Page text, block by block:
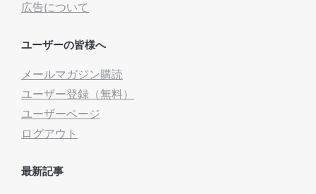
広告について
ユーザーの皆様へ
メールマガジン購読
ユーザー登録（無料）
ユーザーページ
ログアウト
最新記事